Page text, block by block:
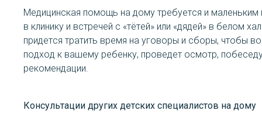
Медицинская помощь на дому требуется и маленьким
в клинику и встречей с «тётей» или «дядей» в
придется тратить время на уговоры и сборы, чтобы
подход к вашему ребенку, проведет осмотр,
рекомендации.
Консультации других детских специалистов на дому